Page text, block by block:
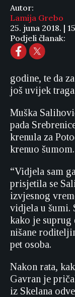
Autor:
Lamija Grebo
25. juna 2018. |
Podjeli članak:
godine, te da
još uvijek
Muška
pada
krenula za
krenuo šumom.
“Vidjela sam
prisjetila se
izvjesnog
vidjela u šumi.
kako je suprug
nišane
pet osoba.
Nakon rata,
Gavran je
iz Skelana